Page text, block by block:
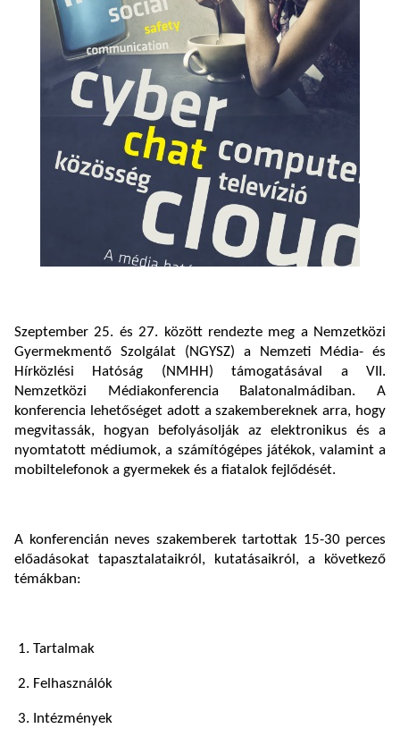
Szeptember 25. és 27. között rendezte meg a Nemzetközi
Gyermekmentő Szolgálat (NGYSZ) a Nemzeti Média- és
Hírközlési Hatóság (NMHH) támogatásával a VII.
Nemzetközi Médiakonferencia Balatonalmádiban. A
konferencia lehetőséget adott a szakembereknek arra, hogy
megvitassák, hogyan befolyásolják az elektronikus és a
nyomtatott médiumok, a számítógépes játékok, valamint a
mobiltelefonok a gyermekek és a fiatalok fejlődését.
A konferencián neves szakemberek tartottak 15-30 perces
előadásokat tapasztalataikról, kutatásaikról, a következő
témákban:
1. Tartalmak
2. Felhasználók
3. Intézmények